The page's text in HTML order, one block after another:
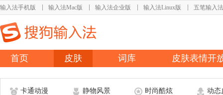
输入法手机版 输入法Mac版 输入法企业版 输入法Linux版 五笔输入法
首页 皮肤 词库 皮肤表情开
卡通动漫 静物风景 时尚酷炫 动态